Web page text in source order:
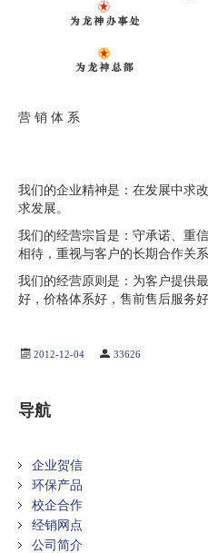
营 销 体 系
我们的企业精神是：在发展中求
求发展。
我们的经营宗旨是：守承诺、重
相待，重视与客户的长期合作关系
我们的经营原则是：为客户提供
好，价格体系好，售前售后服务好
2012-12-04 33626
导航
企业贺信
环保产品
校企合作
经销网点
公司简介